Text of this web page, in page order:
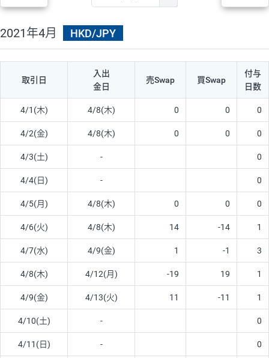
2021年4月 HKD/JPY
取引日
入出
金日
売Swap 買Swap
付与
日数
4/1(木) 4/8(木) 0 0 0
4/2(金) 4/8(木) 0 0 0
4/3(土) - 0
4/4(日) - 0
4/5(月) 4/8(木) 0 0 0
4/6(火) 4/8(木) 14 -14 1
4/7(水) 4/9(金) 1 -1 3
4/8(木) 4/12(月) -19 19 1
4/9(金) 4/13(火) 11 -11 1
4/10(土) - 0
4/11(日) - 0